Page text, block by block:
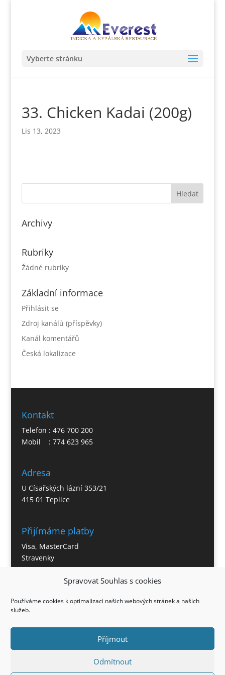
Spravovat Souhlas s cookies
Používáme cookies k optimalizaci našich webových stránek a našich
služeb.
Příjmout
Odmítnout
Vyberte stránku
33. Chicken Kadai (200g)
Lis 13, 2023
Archivy
Rubriky
Žádné rubriky
Základní informace
Přihlásit se
Zdroj kanálů (příspěvky)
Kanál komentářů
Česká lokalizace
Kontakt
Telefon : 476 700 200
Mobil : 774 623 965
Adresa
U Císařských lázní 353/21
415 01 Teplice
Přijímáme platby
Visa, MasterCard
Stravenky
Otevírací doba
Po – So 11:00 – 21:30 hod.